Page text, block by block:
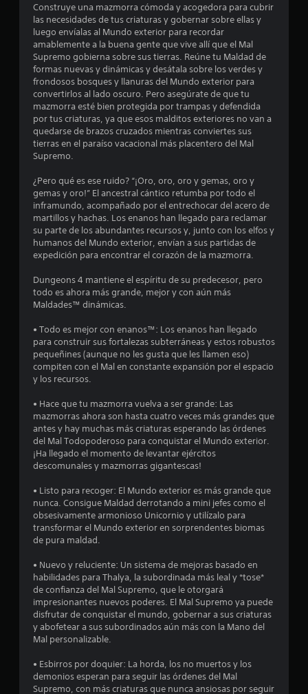
d
i
o
:
4
.
5
7
e
s
t
e
l
l
s
c
i
c
o
e
s
t
Construye una mazmorra cómoda y acogedora para cubrir
las necesidades de tus criaturas y gobernar sobre ellas y
luego envíalas al Mundo exterior para recordar
amablemente a la buena gente que vive allí que el Mal
Supremo gobierna sobre sus tierras. Reúne tu Maldad de
formas nuevas y dinámicas y desátala sobre los verdes y
frondosos bosques y llanuras del Mundo exterior para
convertirlos al lado oscuro. Pero asegúrate de que tu
mazmorra esté bien protegida por trampas y defendida
por tus criaturas, ya que esos malditos exteriores no van a
quedarse de brazos cruzados mientras conviertes sus
tierras en el paraíso vacacional más placentero del Mal
Supremo.
¿Pero qué es ese ruido? “¡Oro, oro, oro y gemas, oro y
gemas y oro!” El ancestral cántico retumba por todo el
inframundo, acompañado por el entrechocar del acero de
martillos y hachas. Los enanos han llegado para reclamar
su parte de los abundantes recursos y, junto con los elfos y
humanos del Mundo exterior, envían a sus partidas de
expedición para encontrar el corazón de la mazmorra.
Dungeons 4 mantiene el espíritu de su predecesor, pero
todo es ahora más grande, mejor y con aún más
Maldades™ dinámicas.
• Todo es mejor con enanos™: Los enanos han llegado
para construir sus fortalezas subterráneas y estos robustos
pequeñines (aunque no les gusta que les llamen eso)
compiten con el Mal en constante expansión por el espacio
y los recursos.
• Hace que tu mazmorra vuelva a ser grande: Las
mazmorras ahora son hasta cuatro veces más grandes que
antes y hay muchas más criaturas esperando las órdenes
del Mal Todopoderoso para conquistar el Mundo exterior.
¡Ha llegado el momento de levantar ejércitos
descomunales y mazmorras gigantescas!
• Listo para recoger: El Mundo exterior es más grande que
nunca. Consigue Maldad derrotando a mini jefes como el
obsesivamente armonioso Unicornio y utilízalo para
transformar el Mundo exterior en sorprendentes biomas
de pura maldad.
• Nuevo y reluciente: Un sistema de mejoras basado en
habilidades para Thalya, la subordinada más leal y *tose*
de confianza del Mal Supremo, que le otorgará
impresionantes nuevos poderes. El Mal Supremo ya puede
disfrutar de conquistar el mundo, gobernar a sus criaturas
y abofetear a sus subordinados aún más con la Mano del
Mal personalizable.
• Esbirros por doquier: La horda, los no muertos y los
demonios esperan para seguir las órdenes del Mal
Supremo, con más criaturas que nunca ansiosas por seguir